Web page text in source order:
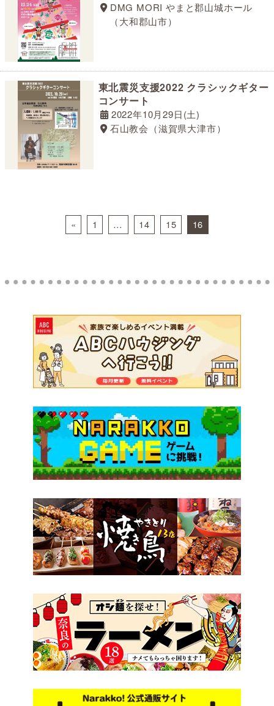
DMG MORI やまと郡山城ホール
（大和郡山市）
東北震災支援2022 クラシックギター
コンサート
2022年10月29日(土)
石山教会（滋賀県大津市）
Posts navigation
« 1 … 14 15 16